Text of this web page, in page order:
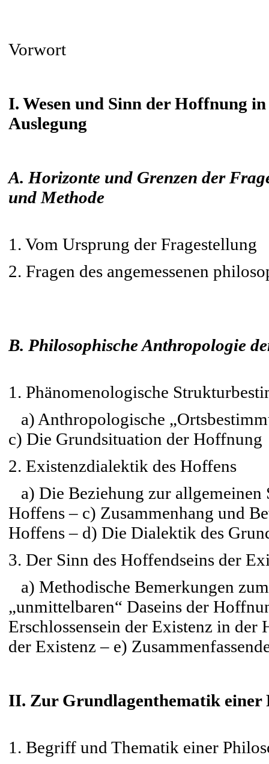
Vorwort
I. Wesen und Sinn der Hoffnung
Auslegung
A. Horizonte und Grenzen der
und Methode
1. Vom Ursprung der Fragestellung
2. Fragen des angemessenen
B. Philosophische Anthropologie
1. Phänomenologische
a) Anthropologische
c) Die Grundsituation der Hoffnung
2. Existenzdialektik des Hoffens
a) Die Beziehung zur allgemeinen
Hoffens – c) Zusammenhang und
Hoffens – d) Die Dialektik des
3. Der Sinn des Hoffendseins der
a) Methodische Bemerkungen
„unmittelbaren“ Daseins der
Erschlossensein der Existenz in
der Existenz – e)
II. Zur Grundlagenthematik einer
1. Begriff und Thematik einer